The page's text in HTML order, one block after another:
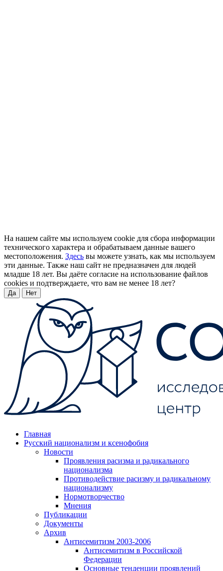
На нашем сайте мы используем cookie для сбора информации
технического характера и обрабатываем данные вашего
местоположения. Здесь вы можете узнать, как мы используем
эти данные. Также наш сайт не предназначен для людей
младше 18 лет. Вы даёте согласие на использование файлов
cookies и подтверждаете, что вам не менее 18 лет?
Да Нет
Главная
Русский национализм и ксенофобия
Новости
Проявления расизма и радикального
национализма
Противодействие расизму и радикальному
национализму
Нормотворчество
Мнения
Публикации
Документы
Архив
Антисемитизм 2003-2006
Антисемитизм в Российской
Федерации
Основные тенденции проявлений